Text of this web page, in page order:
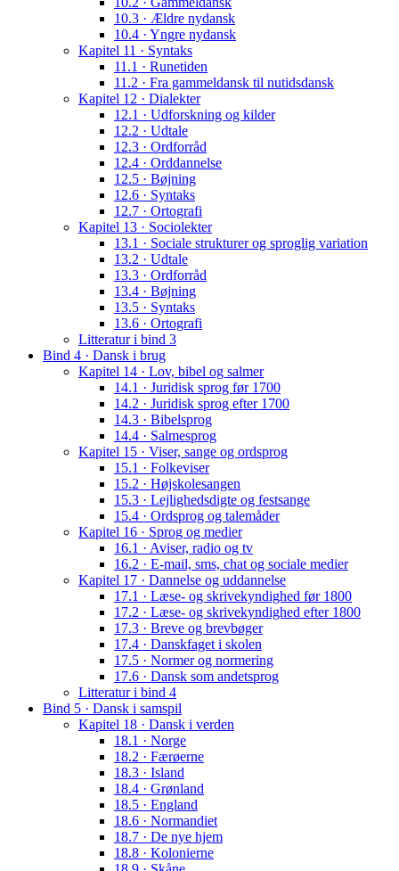
10.3 · Ældre nydansk
10.4 · Yngre nydansk
Kapitel 11 · Syntaks
11.1 · Runetiden
11.2 · Fra gammeldansk til nutidsdansk
Kapitel 12 · Dialekter
12.1 · Udforskning og kilder
12.2 · Udtale
12.3 · Ordforråd
12.4 · Orddannelse
12.5 · Bøjning
12.6 · Syntaks
12.7 · Ortografi
Kapitel 13 · Sociolekter
13.1 · Sociale strukturer og sproglig variation
13.2 · Udtale
13.3 · Ordforråd
13.4 · Bøjning
13.5 · Syntaks
13.6 · Ortografi
Litteratur i bind 3
Bind 4 · Dansk i brug
Kapitel 14 · Lov, bibel og salmer
14.1 · Juridisk sprog før 1700
14.2 · Juridisk sprog efter 1700
14.3 · Bibelsprog
14.4 · Salmesprog
Kapitel 15 · Viser, sange og ordsprog
15.1 · Folkeviser
15.2 · Højskolesangen
15.3 · Lejlighedsdigte og festsange
15.4 · Ordsprog og talemåder
Kapitel 16 · Sprog og medier
16.1 · Aviser, radio og tv
16.2 · E-mail, sms, chat og sociale medier
Kapitel 17 · Dannelse og uddannelse
17.1 · Læse- og skrivekyndighed før 1800
17.2 · Læse- og skrivekyndighed efter 1800
17.3 · Breve og brevbøger
17.4 · Danskfaget i skolen
17.5 · Normer og normering
17.6 · Dansk som andetsprog
Litteratur i bind 4
Bind 5 · Dansk i samspil
Kapitel 18 · Dansk i verden
18.1 · Norge
18.2 · Færøerne
18.3 · Island
18.4 · Grønland
18.5 · England
18.6 · Normandiet
18.7 · De nye hjem
18.8 · Kolonierne